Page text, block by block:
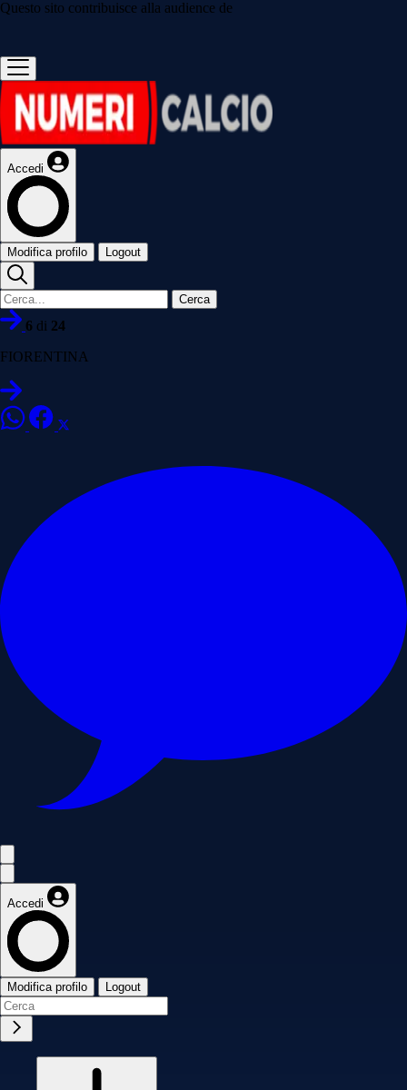
Questo sito contribuisce alla audience de
Accedi
Modifica profilo Logout
Cerca
6 di 24
FIORENTINA
Accedi
Modifica profilo Logout